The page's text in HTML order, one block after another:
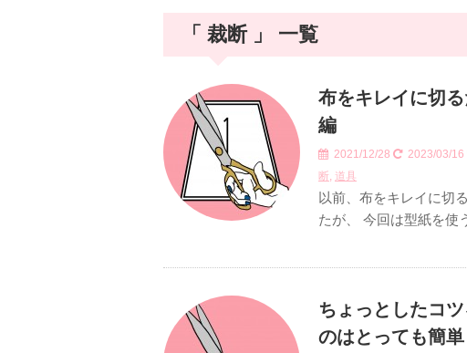
「 裁断 」 一覧
布をキレイに切
編
2021/12/28 2023/03/16
断, 道具
以前、布をキレイに切
たが、 今回は型紙を使
ちょっとしたコ
のはとっても簡単